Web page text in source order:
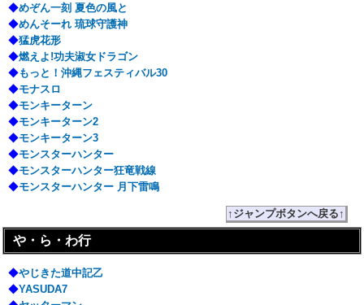
◆めぞん一刻 夏色の風と
◆めんそーれ 琉球守護神
◆猛虎花形
◆燃えよ!功夫淑女ドラゴン
◆もっと！沖縄フェスティバル30
◆モナスロ
◆モンキーターン
◆モンキーターン2
◆モンキーターン3
◆モンスターハンター
◆モンスターハンター狂竜戦線
◆モンスターハンター 月下雷鳴
↑ジャンプボタンへ戻る↑
や・ら・わ行
◆やじきた道中記乙
◆YASUDA7